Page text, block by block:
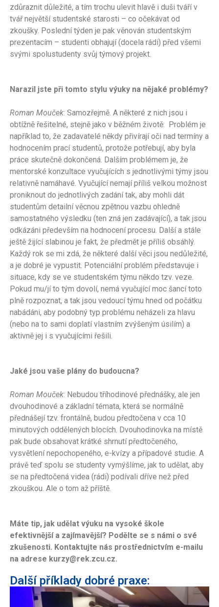
zdůraznit důležité, a tím trochu ulevit hlavě i duši tváří v
tvář největší studentské starosti – co očekávat od
zkoušky. Poslední týden je pak věnován studentským
prezentacím – studenti obhajují (docela rádi) před všemi
svými spolustudenty svůj týmový projekt.
Narazil jste při tomto stylu výuky na nějaké problémy?
Roman Mouček: Samozřejmě. A některé z nich jsou i
obtížně řešitelné, stejně jako v běžném životě: Problém je
například to, že zadavatelé někdy přivírají oči nad termíny a
hodnocením prací studentů, protože potřebují, aby byla
práce skutečně dokončená. Dalším problémem je, že
mentorské konzultace vyučujících s jednotlivými týmy jsou
relativně namáhavé. Vyučující nemají příliš velkou možnost
proniknout do jednotlivých zadání tak, aby mohli dát
studentům detailní věcnou zpětnou vazbu ohledně
samostatného výsledku (ten zná jen zadávající), a tak jsou
odkázáni především na hodnocení procesu. Další a stále
ještě žijící slabinou je fakt, že předmět je příliš obsáhlý.
Každý rok se mi zdá, že některé další věci jsou nedůležité,
a je dobré je vypustit. Potenciální problém představuje i
situace, kdy se ve studentském týmu někdo tzv. veze.
Pokud mu/jí to tým dovolí, nemá vyučující moc šancí toto
plně rozpoznat, a tak jsou vedoucí týmu hned od počátku
nabádáni, aby podobný typ problému neházeli za hlavu
(nebo na to sami doplatí vlastním zvýšeným úsilím) a
aktivně jej i s vyučujícími řešili.
Jaké jsou vaše plány do budoucna?
Roman Mouček: Nebudou tříhodinové přednášky, ale jen
dvouhodinové a základní témata, která se normálně
přednášejí tzv. frontálně, budou předtočena v cca 10
minutových oddělených blocích. Dvouhodinovka na místě
pak bude obsahovat krátké shrnutí předtočeného,
vysvětlení nepochopeného, e-kvízy a případové studie. A
právě teď spolu se studenty vymýšlíme, jak to udělat, aby
se na předtočená videa (rádi) podívali dříve než před
zkouškou. Ale o tom až příště.
Máte tip, jak udělat výuku na vysoké škole
efektivnější a zajímavější? Podělte se s námi o své
zkušenosti. Kontaktujte nás prostřednictvím e-mailu
na adrese kurzy@rek.zcu.cz.
Další příklady dobré praxe: